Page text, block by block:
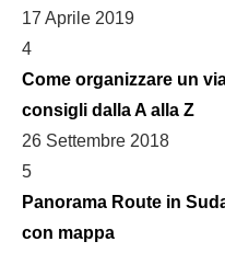
17 Aprile 2019
4
Come organizzare un
consigli dalla A alla Z
26 Settembre 2018
5
Panorama Route in
con mappa